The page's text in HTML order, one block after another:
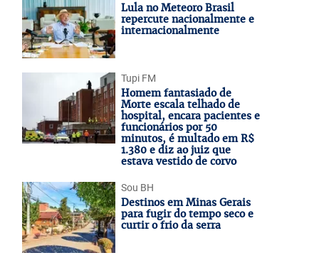
Lula no Meteoro Brasil
repercute nacionalmente e
internacionalmente
Tupi FM
Homem fantasiado de
Morte escala telhado de
hospital, encara pacientes e
funcionários por 50
minutos, é multado em R$
1.380 e diz ao juiz que
estava vestido de corvo
Sou BH
Destinos em Minas Gerais
para fugir do tempo seco e
curtir o frio da serra